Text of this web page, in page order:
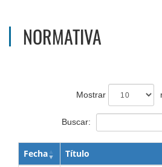
NORMATIVA
Mostrar
Buscar:
Fecha
Título